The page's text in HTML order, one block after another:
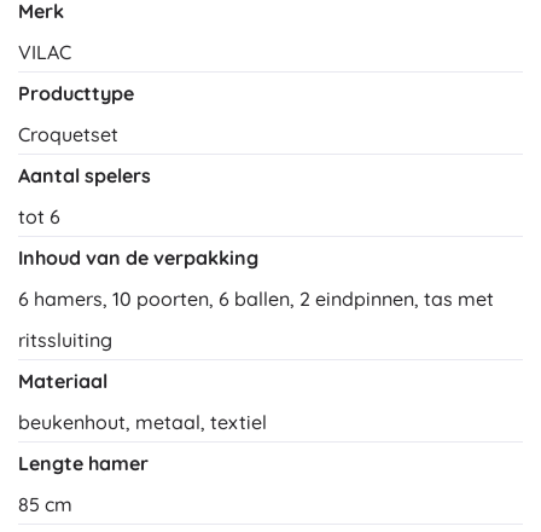
Merk
VILAC
Producttype
Croquetset
Aantal spelers
tot 6
Inhoud van de verpakking
6 hamers, 10 poorten, 6 ballen, 2 eindpinnen, tas met
ritssluiting
Materiaal
beukenhout, metaal, textiel
Lengte hamer
85 cm